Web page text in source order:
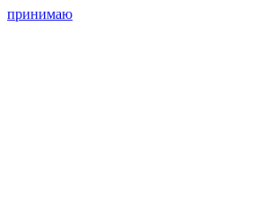
принимаю